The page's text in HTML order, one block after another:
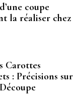
coupe
la réaliser chez
Carottes
: Précisions sur